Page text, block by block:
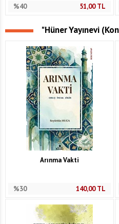
%40 51,00TL
"Hüner Yayınevi
Arınma Vakti
%30 140,00TL